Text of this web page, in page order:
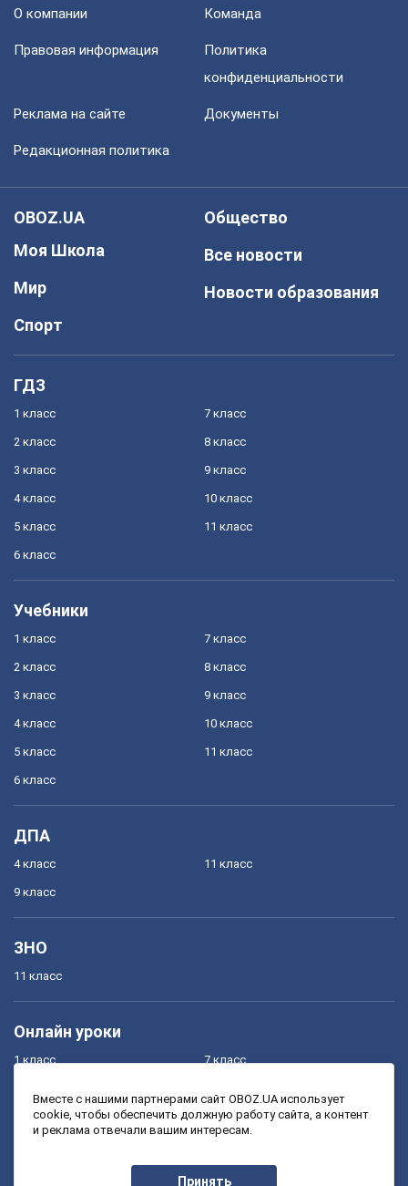
О компании Команда
Правовая информация
Политика
конфиденциальности
Реклама на сайте Документы
Редакционная политика
OBOZ.UA
Моя Школа
Мир
Спорт
Общество
Все новости
Новости образования
ГДЗ
1 класс
2 класс
3 класс
4 класс
5 класс
6 класс
7 класс
8 класс
9 класс
10 класс
11 класс
Учебники
1 класс
2 класс
3 класс
4 класс
5 класс
6 класс
7 класс
8 класс
9 класс
10 класс
11 класс
ДПА
4 класс
9 класс
11 класс
ЗНО
11 класс
Онлайн уроки
1 класс
3 класс
7 класс
9 класс
Вместе с нашими партнерами сайт OBOZ.UA использует
cookie, чтобы обеспечить должную работу сайта, а контент
и реклама отвечали вашим интересам.
Принять